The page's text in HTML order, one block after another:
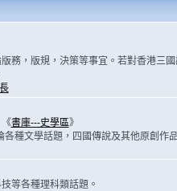
務，版規，決策等事宜。若對香港三
書庫---史學區》
種文學話題，四國傳說及其他原創作
等各種理科類話題。